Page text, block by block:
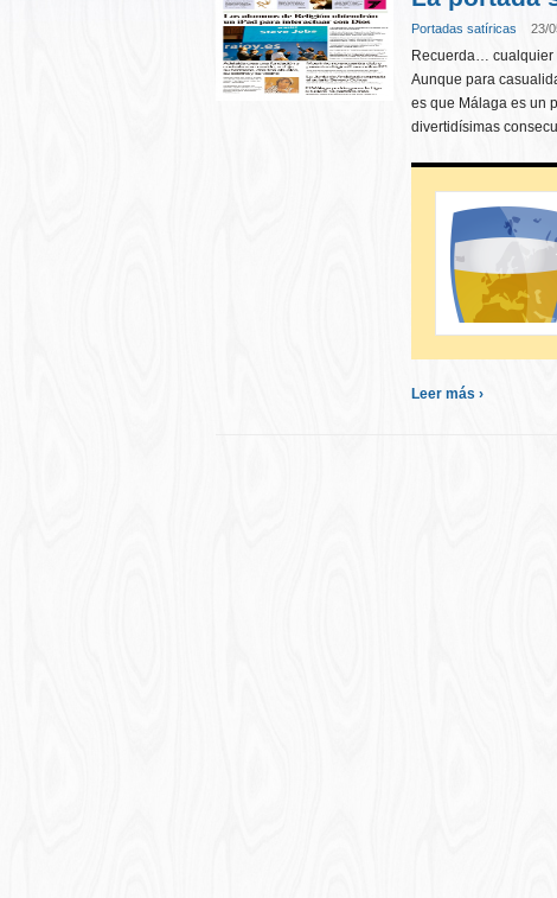
Portadas satíricas 23/
Recuerda… cualquier
Aunque para
es que Málaga es un
divertidísimas
Leer más ›